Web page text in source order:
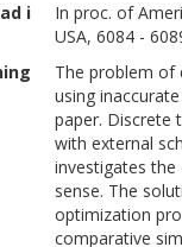
i
In proc. of
USA, 6084 -
The problem of
using
paper. Discrete
with external
investigates
sense. The
optimization
comparative